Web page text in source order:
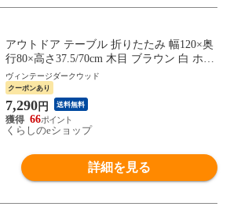
アウトドア テーブル 折りたたみ 幅120×奥
行80×高さ37.5/70cm 木目 ブラウン 白 ホワ
イト YAT-1280/BAT-1280 キャンプ バーベ
キュー テーブル レジャーテーブル 軽量 ア
ルミ製 おしゃれ 山善 YAMAZEN キャンパ
ーズコレクション 【送料無料】
ヴィンテージダークウッド
クーポンあり
7,290円 送料無料
66
くらしのeショップ
詳細を見る